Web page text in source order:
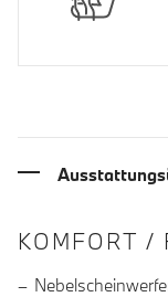
KOMFORT /